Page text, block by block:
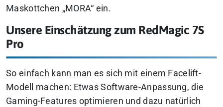
Maskottchen „MORA“ ein.
Unsere Einschätzung zum RedMagic 7S
Pro
So einfach kann man es sich mit einem Facelift-
Modell machen: Etwas Software-Anpassung, die
Gaming-Features optimieren und dazu natürlich